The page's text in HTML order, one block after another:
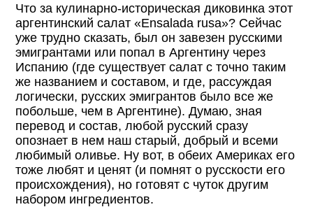
Что за кулинарно-историческая диковинка этот
аргентинский салат «Ensalada rusa»? Сейчас
уже трудно сказать, был он завезен русскими
эмигрантами или попал в Аргентину через
Испанию (где существует салат с точно таким
же названием и составом, и где, рассуждая
логически, русских эмигрантов было все же
побольше, чем в Аргентине). Думаю, зная
перевод и состав, любой русский сразу
опознает в нем наш старый, добрый и всеми
любимый оливье. Ну вот, в обеих Америках его
тоже любят и ценят (и помнят о русскости его
происхождения), но готовят с чуток другим
набором ингредиентов.